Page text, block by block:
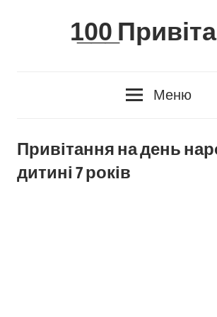
1̲0̲0̲
Меню
Привітання на день
дитині 7 років